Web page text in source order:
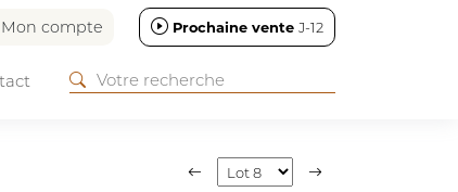
Mon compte Prochaine vente J-12